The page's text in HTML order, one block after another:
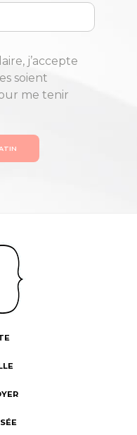
j’accepte
soient
me tenir